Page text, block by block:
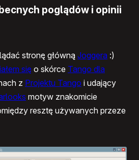
poglądów i opinii
stronę główną Joggera :)
się o skórce Tango dla
z Projektu Tango i udający
motyw znakomicie
resztę używanych przeze